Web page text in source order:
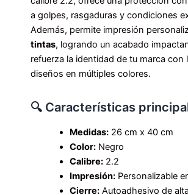
a golpes, rasgaduras y condiciones
Además, permite impresión
tintas, logrando un acabado
refuerza la identidad de tu marca
diseños en múltiples colores.
🔍 Características
Medidas:26 cm x 40 cm
Color:Negro
Calibre:2.2
Impresión:Personalizable
Cierre:Autoadhesivo de